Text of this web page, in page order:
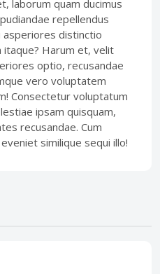
laborum quam ducimus
repellendus
distinctio
itaque? Harum et, velit
optio, recusandae
vero voluptatem
Consectetur voluptatum
ipsam quisquam,
recusandae. Cum
similique sequi illo!